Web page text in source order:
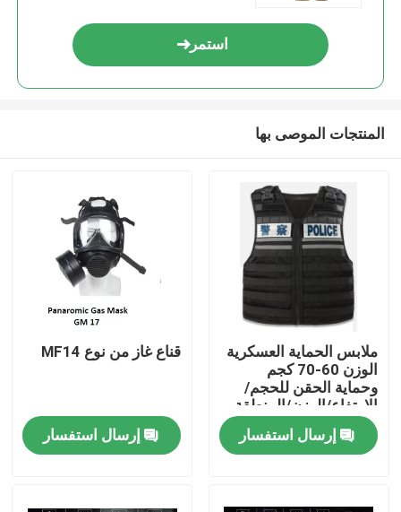
المنزل
استمر
المنتجات الموصى بها
ملابس الحماية العسكرية
الوزن 60-70 كجم
وحماية الحقن للحجم/
الارتفاع/الوزن/المنطقة
الواقية
إرسال استفسار
قناع غاز من نوع MF14
إرسال استفسار